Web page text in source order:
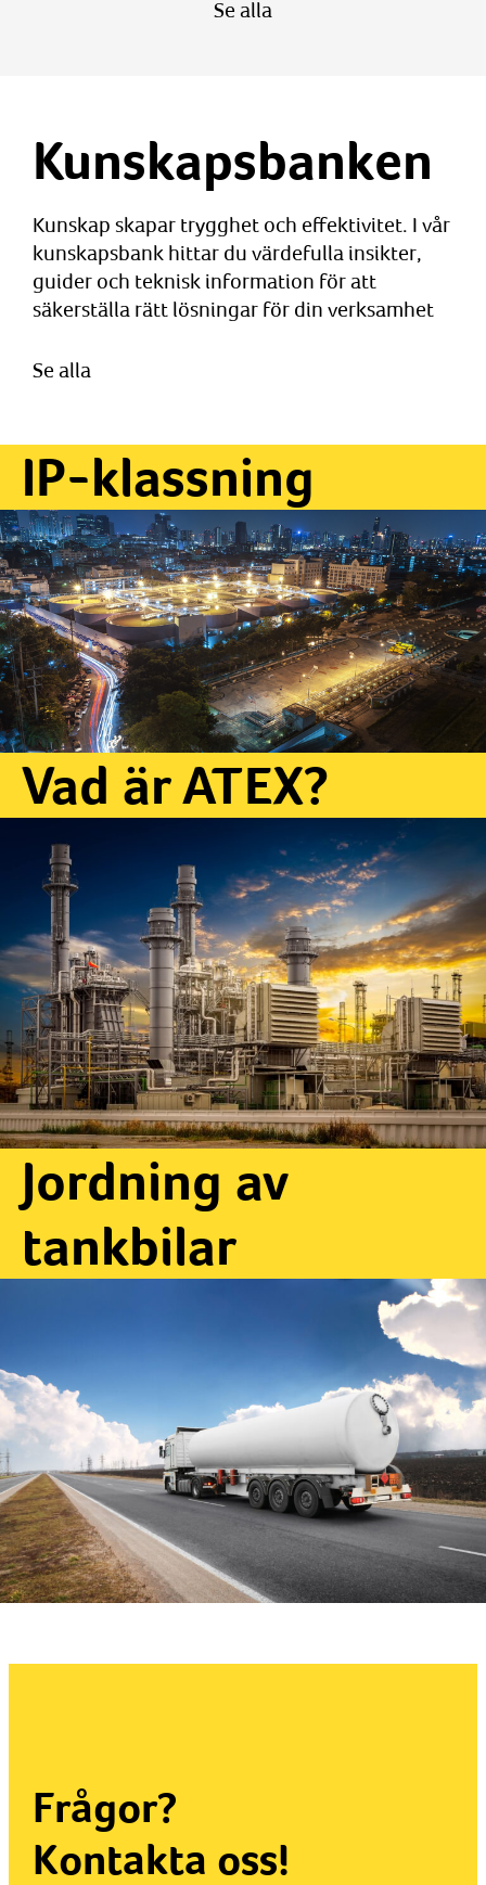
Se alla
Kunskapsbanken
Kunskap skapar trygghet och effektivitet. I vår
kunskapsbank hittar du värdefulla insikter,
guider och teknisk information för att
säkerställa rätt lösningar för din verksamhet
Se alla
IP-klassning
Vad är ATEX?
Jordning av
tankbilar
Frågor?
Kontakta oss!